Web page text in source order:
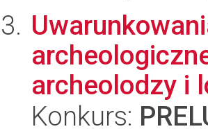
archeolodzy i
Konkurs: